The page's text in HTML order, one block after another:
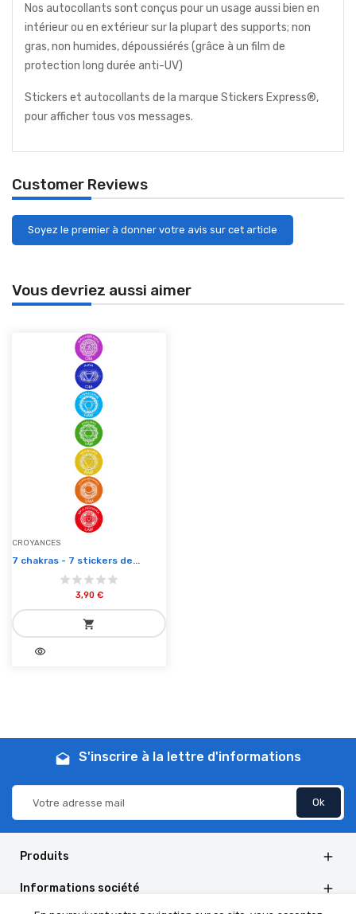
Nos autocollants sont conçus pour un usage aussi bien en
intérieur ou en extérieur sur la plupart des supports; non
gras, non humides, dépoussiérés (grâce à un film de
protection long durée anti-UV)
Stickers et autocollants de la marque Stickers Express®,
pour afficher tous vos messages.
Customer Reviews
Soyez le premier à donner votre avis sur cet article
Vous devriez aussi aimer
CROYANCES
7 chakras - 7 stickers de...
3,90 €
shopping_cart
add_shopping_cartvisibility
drafts S'inscrire à la lettre d'informations
Produits 
Informations société 